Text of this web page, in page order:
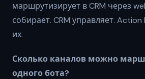
маршрутизирует в CRM через
собирает. CRM управляет. Action
их.
Сколько каналов можно
одного бота?